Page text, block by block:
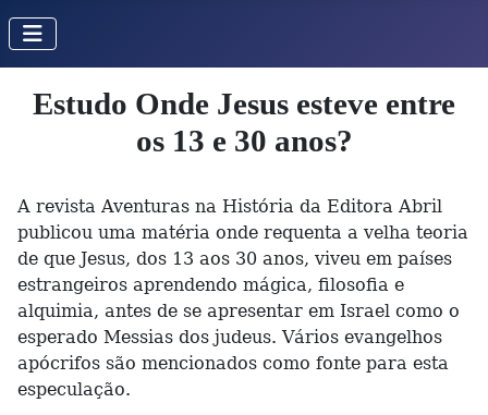
Estudo Onde Jesus esteve entre
os 13 e 30 anos?
A revista Aventuras na História da Editora Abril
publicou uma matéria onde requenta a velha teoria
de que Jesus, dos 13 aos 30 anos, viveu em países
estrangeiros aprendendo mágica, filosofia e
alquimia, antes de se apresentar em Israel como o
esperado Messias dos judeus. Vários evangelhos
apócrifos são mencionados como fonte para esta
especulação.